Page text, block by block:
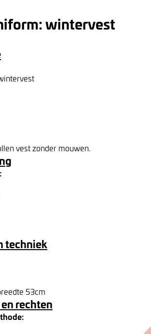
wintervest
vest zonder mouwen.
techniek
53cm
rechten